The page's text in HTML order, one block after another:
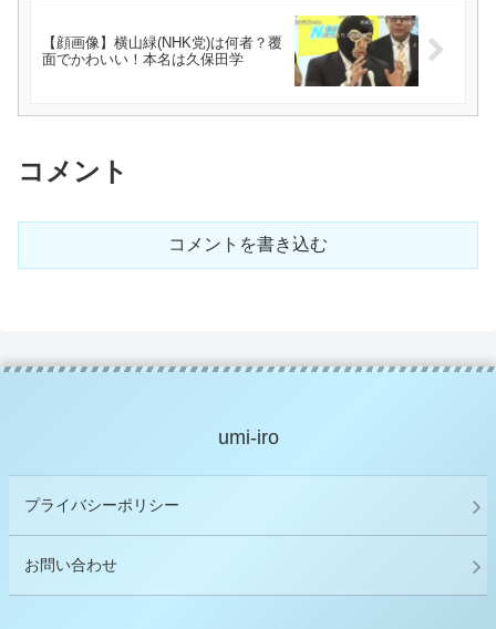
【顔画像】横山緑(NHK党)は何者？覆
面でかわいい！本名は久保田学
コメント
コメントを書き込む
umi-iro
プライバシーポリシー
お問い合わせ